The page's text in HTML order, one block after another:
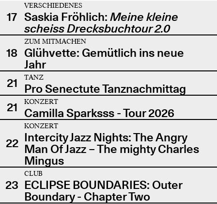
17
VERSCHIEDENES
Saskia Fröhlich: Meine kleine
scheiss Drecksbuchtour 2.0
18
ZUM MITMACHEN
Glühvette: Gemütlich ins neue
Jahr
21
TANZ
Pro Senectute Tanznachmittag
21
KONZERT
Camilla Sparksss - Tour 2026
22
KONZERT
Intercity Jazz Nights: The Angry
Man Of Jazz – The mighty Charles
Mingus
23
CLUB
ECLIPSE BOUNDARIES: Outer
Boundary - Chapter Two